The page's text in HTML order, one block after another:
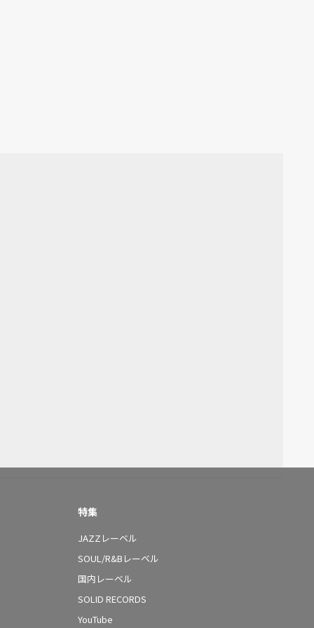
特集
JAZZレーベル
SOUL/R&Bレーベル
国内レーベル
SOLID RECORDS
YouTube